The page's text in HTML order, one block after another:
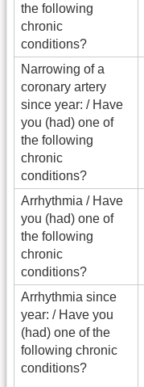
the following
chronic
conditions?
Narrowing of a
coronary artery
since year: / Have
you (had) one of
the following
chronic
conditions?
Arrhythmia / Have
you (had) one of
the following
chronic
conditions?
Arrhythmia since
year: / Have you
(had) one of the
following chronic
conditions?